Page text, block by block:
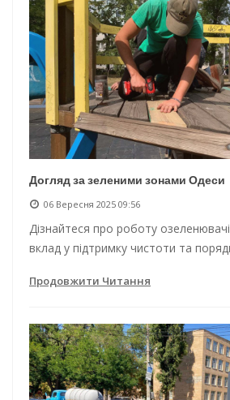
Догляд за зеленими зонами Одеси
06 Вересня 2025 09:56
Дізнайтеся про роботу
вклад у підтримку чистоти та
Продовжити Читання